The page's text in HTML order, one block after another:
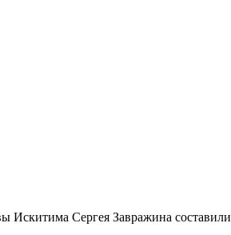
Искитима Сергея Завражина